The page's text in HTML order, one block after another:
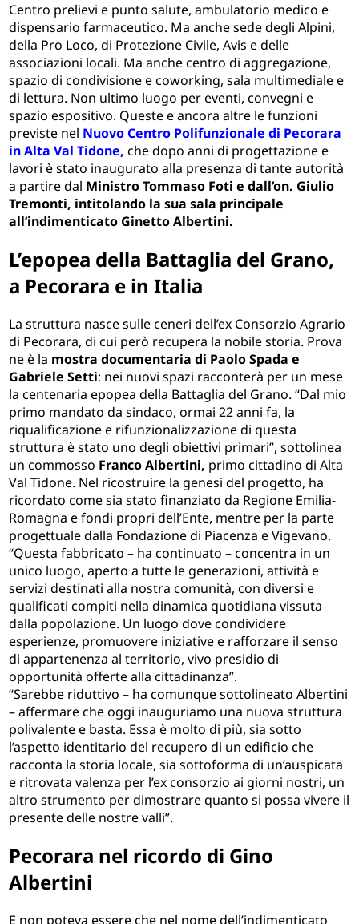
Centro prelievi e punto salute, ambulatorio medico e
dispensario farmaceutico. Ma anche sede degli Alpini,
della Pro Loco, di Protezione Civile, Avis e delle
associazioni locali. Ma anche centro di aggregazione,
spazio di condivisione e coworking, sala multimediale e
di lettura. Non ultimo luogo per eventi, convegni e
spazio espositivo. Queste e ancora altre le funzioni
previste nel Nuovo Centro Polifunzionale di Pecorara
in Alta Val Tidone, che dopo anni di progettazione e
lavori è stato inaugurato alla presenza di tante autorità
a partire dal Ministro Tommaso Foti e dall’on. Giulio
Tremonti, intitolando la sua sala principale
all’indimenticato Ginetto Albertini.
L’epopea della Battaglia del Grano,
a Pecorara e in Italia
La struttura nasce sulle ceneri dell’ex Consorzio Agrario
di Pecorara, di cui però recupera la nobile storia. Prova
ne è la mostra documentaria di Paolo Spada e
Gabriele Setti: nei nuovi spazi racconterà per un mese
la centenaria epopea della Battaglia del Grano. “Dal mio
primo mandato da sindaco, ormai 22 anni fa, la
riqualificazione e rifunzionalizzazione di questa
struttura è stato uno degli obiettivi primari”, sottolinea
un commosso Franco Albertini, primo cittadino di Alta
Val Tidone. Nel ricostruire la genesi del progetto, ha
ricordato come sia stato finanziato da Regione Emilia-
Romagna e fondi propri dell’Ente, mentre per la parte
progettuale dalla Fondazione di Piacenza e Vigevano.
“Questa fabbricato – ha continuato – concentra in un
unico luogo, aperto a tutte le generazioni, attività e
servizi destinati alla nostra comunità, con diversi e
qualificati compiti nella dinamica quotidiana vissuta
dalla popolazione. Un luogo dove condividere
esperienze, promuovere iniziative e rafforzare il senso
di appartenenza al territorio, vivo presidio di
opportunità offerte alla cittadinanza”.
“Sarebbe riduttivo – ha comunque sottolineato Albertini
– affermare che oggi inauguriamo una nuova struttura
polivalente e basta. Essa è molto di più, sia sotto
l’aspetto identitario del recupero di un edificio che
racconta la storia locale, sia sottoforma di un’auspicata
e ritrovata valenza per l’ex consorzio ai giorni nostri, un
altro strumento per dimostrare quanto si possa vivere il
presente delle nostre valli”.
Pecorara nel ricordo di Gino
Albertini
E non poteva essere che nel nome dell’indimenticato